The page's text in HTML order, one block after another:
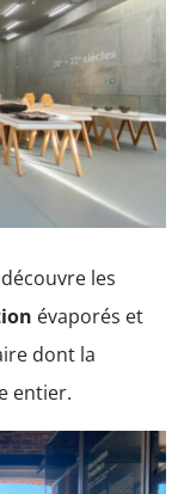
les
évaporés et
dont la
entier.